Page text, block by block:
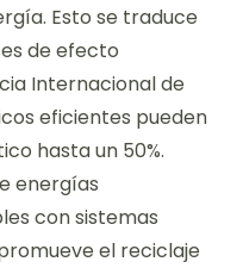
Esto se traduce
de efecto
Internacional de
eficientes pueden
hasta un 50%.
energías
con sistemas
el reciclaje